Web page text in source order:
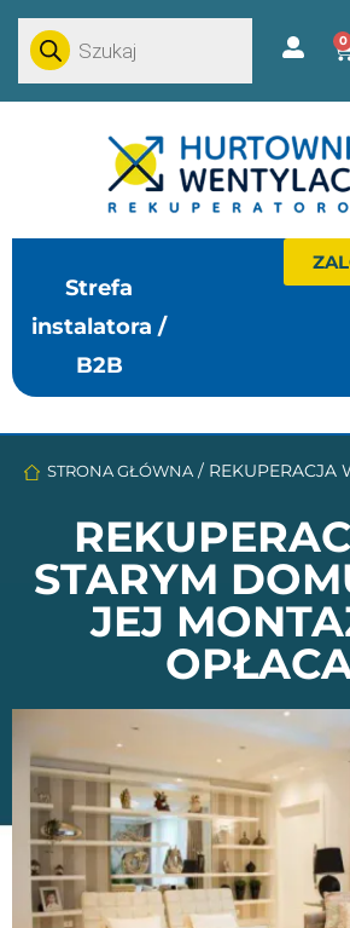
0
Strefa
instalatora /
B2B
STRONA GŁÓWNA / REKUPERACJA
STARYM
JEJ